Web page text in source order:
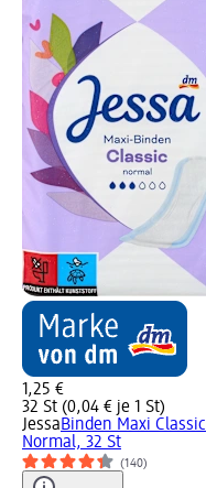
1,25 €
32 St (0,04 € je 1 St)
JessaBinden Maxi Classic
Normal, 32 St
(140)